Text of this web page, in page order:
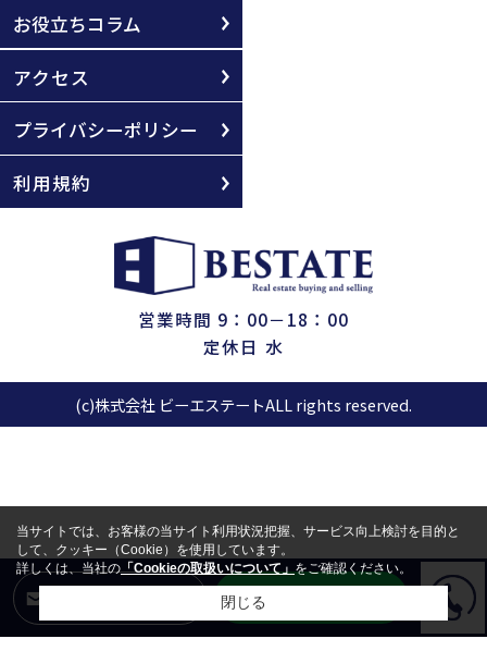
お役立ちコラム
アクセス
プライバシーポリシー
利用規約
営業時間 9：00－18：00
定休日 水
(c)株式会社 ビーエステートALL rights reserved.
LINEからお問合せ
当サイトでは、お客様の当サイト利用状況把握、サービス向上検討を目的と
して、クッキー（Cookie）を使用しています。
詳しくは、当社の「Cookieの取扱いについて」をご確認ください。
閉じる